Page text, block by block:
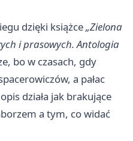
dzięki książce„Zielona
i prasowych. Antologia
bo w czasach, gdy
a pałac
działa jak brakujące
a tym, co widać